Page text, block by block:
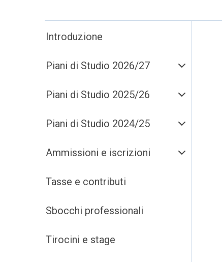
Introduzione
Piani di Studio 2026/27
Piani di Studio 2025/26
Piani di Studio 2024/25
Ammissioni e iscrizioni
Tasse e contributi
Sbocchi professionali
Tirocini e stage